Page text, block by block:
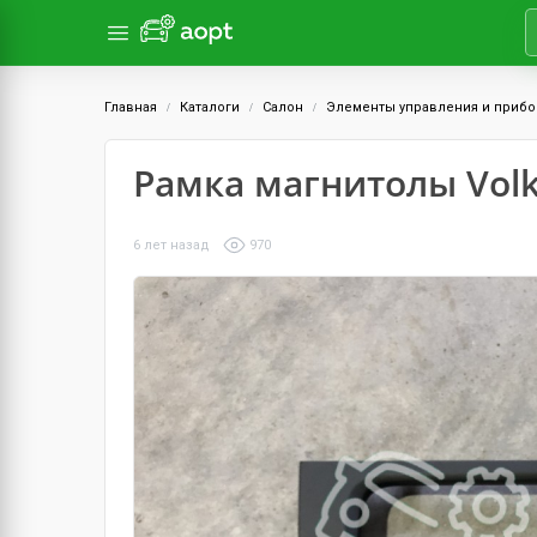
Главная Каталоги Салон Элементы управления и
Рамка магнитолы
6 лет назад 970